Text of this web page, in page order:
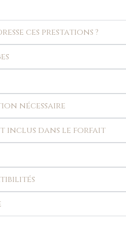
ces prestations ?
nécessaire
inclus dans le forfait